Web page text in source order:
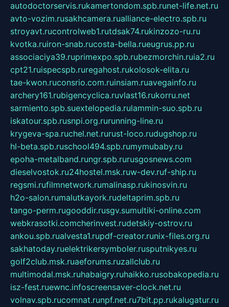
autodoctorservis.rukamertondom.spb.runet-life.net.ru
avto-vozim.rusakhcamera.rualliance-electro.spb.ru
stroyavt.rucontrolweb1.rutdsak74.rukinzozo-ru.ru
kvotka.ruiron-snab.rucosta-bella.rueugrus.pp.ru
associaciya39.ruprimexpo.spb.rubezmorchin.ruia2.ru
cpt21.ruispecspb.ruregahost.rukolosok-elita.ru
tae-kwon.ruconsrio.com.ruinsiam.ruavegainfo.ru
archery161.rubigencyclica.ruvlast16.rukorru.net
sarmiento.spb.suextelopedia.rulammin-suo.spb.ru
iskatour.spb.rusnpi.org.rurunning-line.ru
krygeva-spa.ruchel.net.rurust-loco.rudugshop.ru
hl-beta.spb.ruschool494.spb.rumymubaby.ru
epoha-metalband.rungr.spb.rurusgosnews.com
dieselvostok.ru24hostel.msk.ruw-dev.ruf-ship.ru
regsmi.rufilmnetwork.rumalinasp.rukinosvin.ru
h2o-salon.rumalutkayork.rudeltaprim.spb.ru
tango-perm.rugooddir.rusgv.sumultiki-online.com
webkrasotki.comcherinvest.rudetskiy-ostrov.ru
ankou.spb.rualvesta1.rupdf-creator.runix-files.org.ru
sakhatoday.ruelektrikersymboler.rusputnikyes.ru
golf2club.msk.ruaeforums.ruzallclub.ru
multimodal.msk.ruhabaigry.ruhaikko.rusobakopedia.ru
isz-fest.ruewnc.infoscreensaver-clock.net.ru
volnav.spb.rucomnat.runpf.net.ru7bit.pp.rukalugatur.ru